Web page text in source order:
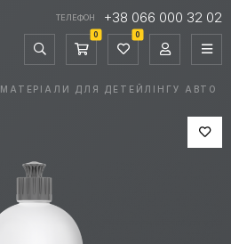
ТЕЛЕФОН +38 066 000 32 02
0 0
МАТЕРІАЛИ ДЛЯ ДЕТЕЙЛІНГУ АВТО